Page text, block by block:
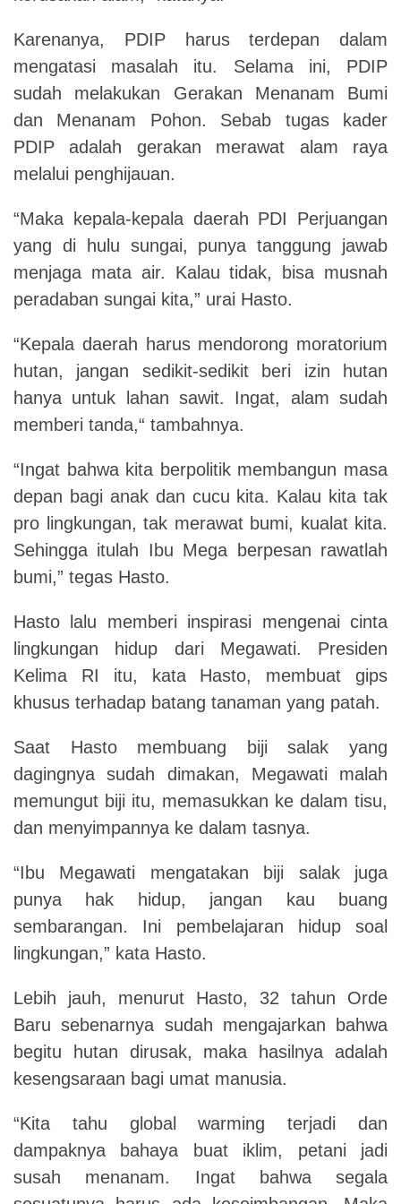
Karenanya, PDIP harus terdepan dalam
mengatasi masalah itu. Selama ini, PDIP
sudah melakukan Gerakan Menanam Bumi
dan Menanam Pohon. Sebab tugas kader
PDIP adalah gerakan merawat alam raya
melalui penghijauan.
“Maka kepala-kepala daerah PDI Perjuangan
yang di hulu sungai, punya tanggung jawab
menjaga mata air. Kalau tidak, bisa musnah
peradaban sungai kita,” urai Hasto.
“Kepala daerah harus mendorong moratorium
hutan, jangan sedikit-sedikit beri izin hutan
hanya untuk lahan sawit. Ingat, alam sudah
memberi tanda,“ tambahnya.
“Ingat bahwa kita berpolitik membangun masa
depan bagi anak dan cucu kita. Kalau kita tak
pro lingkungan, tak merawat bumi, kualat kita.
Sehingga itulah Ibu Mega berpesan rawatlah
bumi,” tegas Hasto.
Hasto lalu memberi inspirasi mengenai cinta
lingkungan hidup dari Megawati. Presiden
Kelima RI itu, kata Hasto, membuat gips
khusus terhadap batang tanaman yang patah.
Saat Hasto membuang biji salak yang
dagingnya sudah dimakan, Megawati malah
memungut biji itu, memasukkan ke dalam tisu,
dan menyimpannya ke dalam tasnya.
“Ibu Megawati mengatakan biji salak juga
punya hak hidup, jangan kau buang
sembarangan. Ini pembelajaran hidup soal
lingkungan,” kata Hasto.
Lebih jauh, menurut Hasto, 32 tahun Orde
Baru sebenarnya sudah mengajarkan bahwa
begitu hutan dirusak, maka hasilnya adalah
kesengsaraan bagi umat manusia.
“Kita tahu global warming terjadi dan
dampaknya bahaya buat iklim, petani jadi
susah menanam. Ingat bahwa segala